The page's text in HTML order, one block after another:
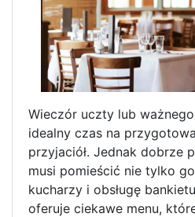
Wieczór uczty lub
idealny czas na
przyjaciół. Jednak dobrze
musi pomieścić nie tylko
kucharzy i obsługę
oferuje ciekawe menu,